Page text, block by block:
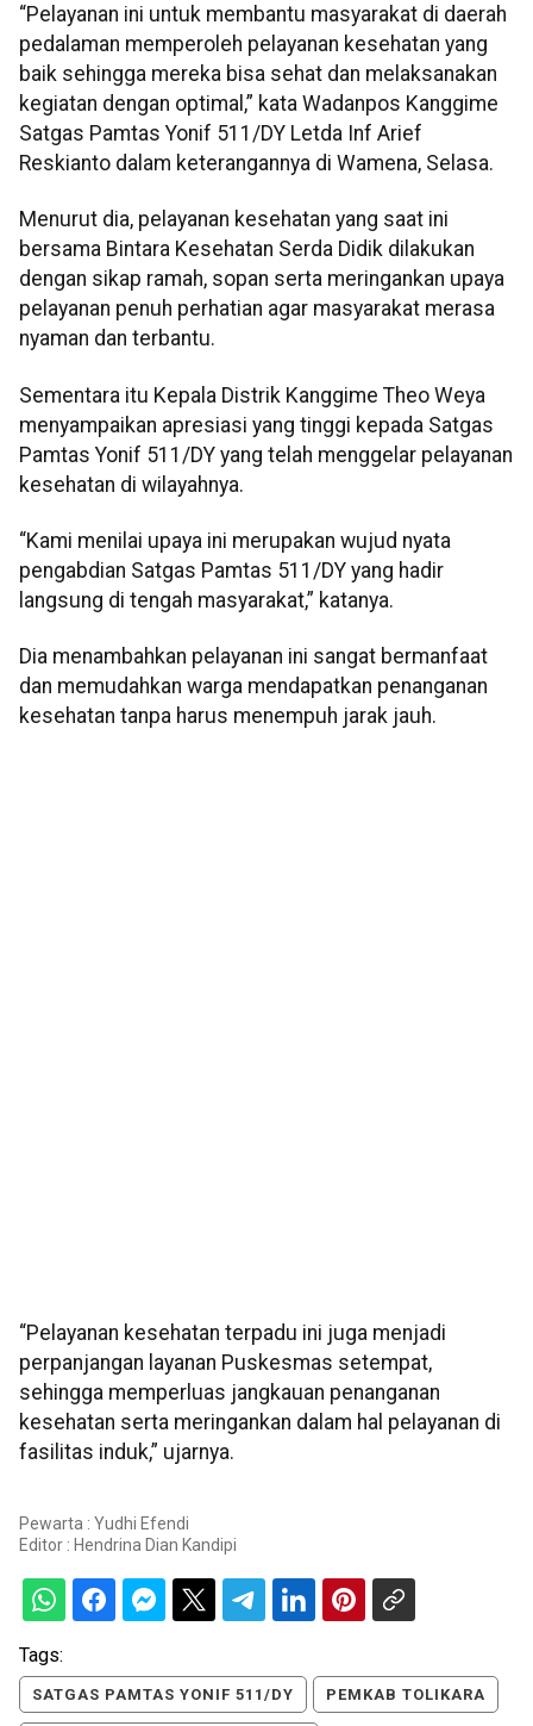
“Pelayanan ini untuk membantu masyarakat di daerah
pedalaman memperoleh pelayanan kesehatan yang
baik sehingga mereka bisa sehat dan melaksanakan
kegiatan dengan optimal,” kata Wadanpos Kanggime
Satgas Pamtas Yonif 511/DY Letda Inf Arief
Reskianto dalam keterangannya di Wamena, Selasa.
Menurut dia, pelayanan kesehatan yang saat ini
bersama Bintara Kesehatan Serda Didik dilakukan
dengan sikap ramah, sopan serta meringankan upaya
pelayanan penuh perhatian agar masyarakat merasa
nyaman dan terbantu.
Sementara itu Kepala Distrik Kanggime Theo Weya
menyampaikan apresiasi yang tinggi kepada Satgas
Pamtas Yonif 511/DY yang telah menggelar pelayanan
kesehatan di wilayahnya.
“Kami menilai upaya ini merupakan wujud nyata
pengabdian Satgas Pamtas 511/DY yang hadir
langsung di tengah masyarakat,” katanya.
Dia menambahkan pelayanan ini sangat bermanfaat
dan memudahkan warga mendapatkan penanganan
kesehatan tanpa harus menempuh jarak jauh.
“Pelayanan kesehatan terpadu ini juga menjadi
perpanjangan layanan Puskesmas setempat,
sehingga memperluas jangkauan penanganan
kesehatan serta meringankan dalam hal pelayanan di
fasilitas induk,” ujarnya.
Pewarta : Yudhi Efendi
Editor : Hendrina Dian Kandipi
Tags:
SATGAS PAMTAS YONIF 511/DY PEMKAB TOLIKARA